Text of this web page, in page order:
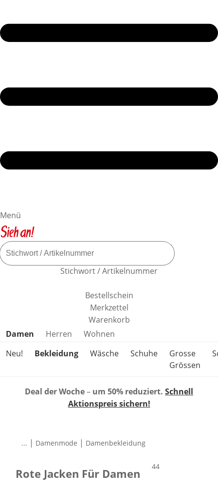
Menü
Stichwort / Artikelnummer
Bestellschein
Merkzettel
Warenkorb
Produktkategorien überspringen
Damen Herren
Wohnen
Neu!
Bekleidung Wäsche Schuhe
Grosse
Grössen
Deal der Woche– um 50% reduziert. Schnell
Aktionspreis sichern!
... | Damenmode | Damenbekleidung
Rote Jacken Für Damen Produkte
44